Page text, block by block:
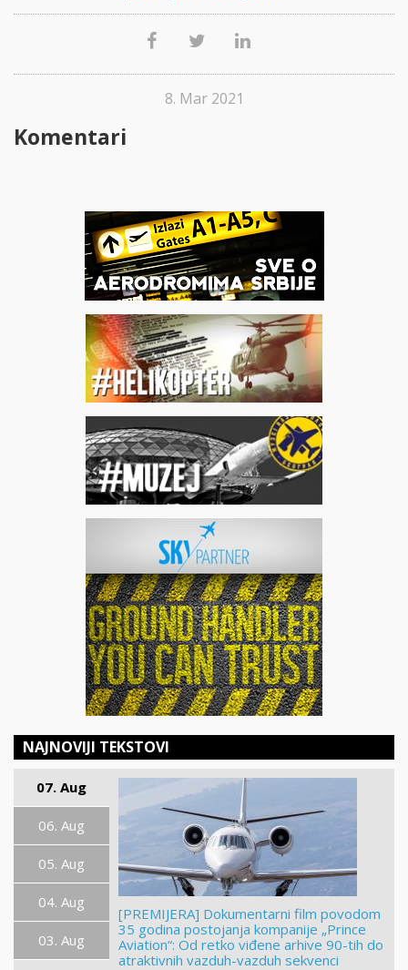
8. Mar 2021
Komentari
NAJNOVIJI TEKSTOVI
07. Aug
06. Aug
05. Aug
04. Aug
03. Aug
[PREMIJERA] Dokumentarni film povodom
35 godina postojanja kompanije „Prince
Aviation“: Od retko viđene arhive 90-tih do
atraktivnih vazduh-vazduh sekvenci